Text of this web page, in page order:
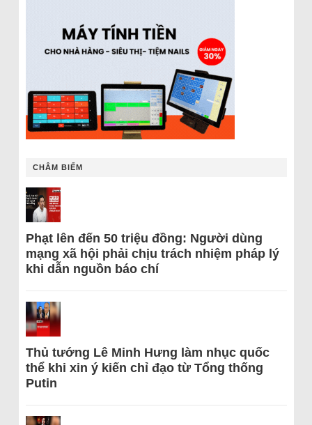
CHÂM BIẾM
Phạt lên đến 50 triệu đồng: Người dùng
mạng xã hội phải chịu trách nhiệm pháp lý
khi dẫn nguồn báo chí
Thủ tướng Lê Minh Hưng làm nhục quốc
thể khi xin ý kiến chỉ đạo từ Tổng thống
Putin